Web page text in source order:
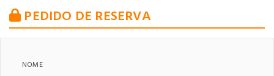
PEDIDO DE RESERVA
NOME